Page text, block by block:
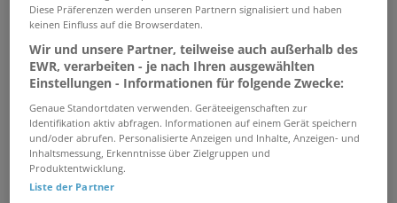
verwandte und ähnliche Stellenangebote
Technischer Kunden- und
Anwendungssupport (m/w/d) -
Lasertechnik
07.08.2026 /Innotech Laser GmbH
Diese Präferenzen werden unseren Partnern signalisiert und haben
keinen Einfluss auf die Browserdaten.
Wir und unsere Partner, teilweise auch außerhalb des
EWR, verarbeiten - je nach Ihren ausgewählten
Einstellungen - Informationen für folgende Zwecke:
Genaue Standortdaten verwenden. Geräteeigenschaften zur
Identifikation aktiv abfragen. Informationen auf einem Gerät speichern
und/oder abrufen. Personalisierte Anzeigen und Inhalte, Anzeigen- und
Inhaltsmessung, Erkenntnisse über Zielgruppen und
Produktentwicklung.
Liste der Partner